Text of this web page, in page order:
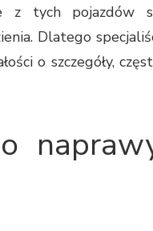
z tych pojazdów
Dlatego
o szczegóły,